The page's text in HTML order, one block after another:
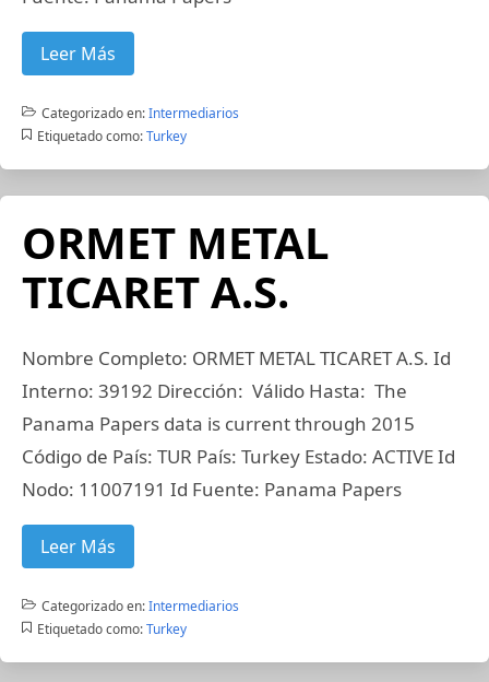
Leer Más
Categorizado en:Intermediarios
Etiquetado como: Turkey
ORMET METAL
TICARET A.S.
Nombre Completo: ORMET METAL TICARET A.S. Id
Interno: 39192 Dirección: Válido Hasta: The
Panama Papers data is current through 2015
Código de País: TUR País: Turkey Estado: ACTIVE Id
Nodo: 11007191 Id Fuente: Panama Papers
Leer Más
Categorizado en:Intermediarios
Etiquetado como: Turkey